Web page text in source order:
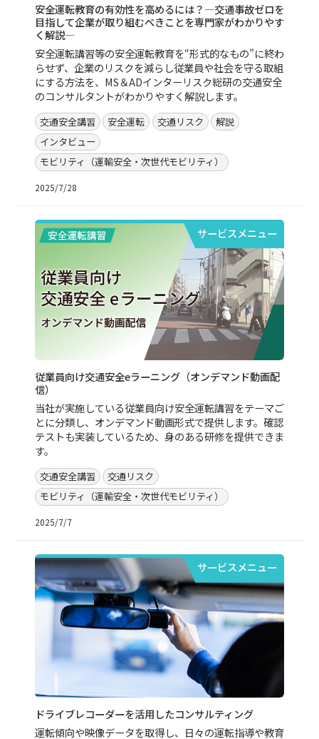
安全運転教育の有効性を高めるには？―交通事故ゼロを
目指して企業が取り組むべきことを専門家がわかりやす
く解説―
安全運転講習等の安全運転教育を“形式的なもの”に終わ
らせず、企業のリスクを減らし従業員や社会を守る取組
にする方法を、MS＆ADインターリスク総研の交通安全
のコンサルタントがわかりやすく解説します。
交通安全講習 安全運転 交通リスク
解説
インタビュー
モビリティ（運輸安全・次世代モビリティ）
2025/7/28
サービスメニュー
従業員向け交通安全eラーニング（オンデマンド動画配
信）
当社が実施している従業員向け安全運転講習をテーマご
とに分類し、オンデマンド動画形式で提供します。確認
テストも実装しているため、身のある研修を提供できま
す。
交通安全講習
交通リスク
モビリティ（運輸安全・次世代モビリティ）
2025/7/7
サービスメニュー
ドライブレコーダーを活用したコンサルティング
運転傾向や映像データを取得し、日々の運転指導や教育